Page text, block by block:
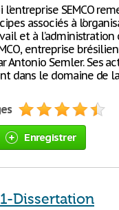
SEMCO
associés à
et à l’administration
entreprise
Antonio Semler. Ses
dans le domaine de
Enregistrer
Dissertation